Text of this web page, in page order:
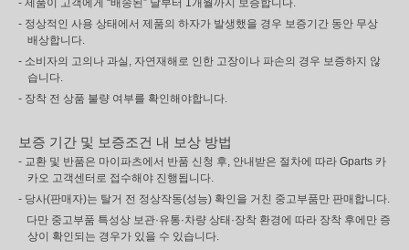
- 제품이 고객에게 “배송된” 날부터 1개월까지 보증합니다.
- 정상적인 사용 상태에서 제품의 하자가 발생했을 경우 보증기간 동안 무상
배상합니다.
- 소비자의 고의나 과실, 자연재해로 인한 고장이나 파손의 경우 보증하지 않
습니다.
- 장착 전 상품 불량 여부를 확인해야합니다.
보증 기간 및 보증조건 내 보상 방법
- 교환 및 반품은 마이파츠에서 반품 신청 후, 안내받은 절차에 따라 Gparts 카
카오 고객센터로 접수해야 진행됩니다.
- 당사(판매자)는 탈거 전 정상작동(성능) 확인을 거친 중고부품만 판매합니다.
다만 중고부품 특성상 보관·유통·차량 상태·장착 환경에 따라 장착 후에만 증
상이 확인되는 경우가 있을 수 있습니다.